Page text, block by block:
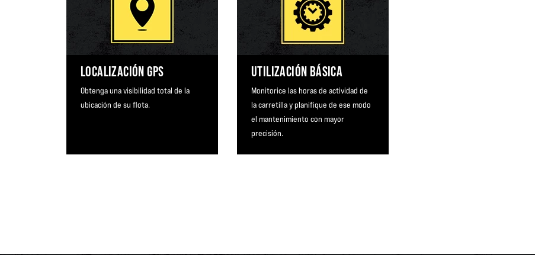
LOCALIZACIÓN GPS
Obtenga una visibilidad total de la
ubicación de su flota.
UTILIZACIÓN BÁSICA
Monitorice las horas de actividad de
la carretilla y planifique de ese modo
el mantenimiento con mayor
precisión.